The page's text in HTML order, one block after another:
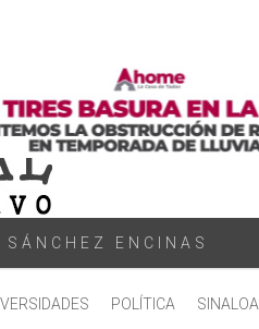
SÁNCHEZ ENCINAS
POLÍTICA SINALOA